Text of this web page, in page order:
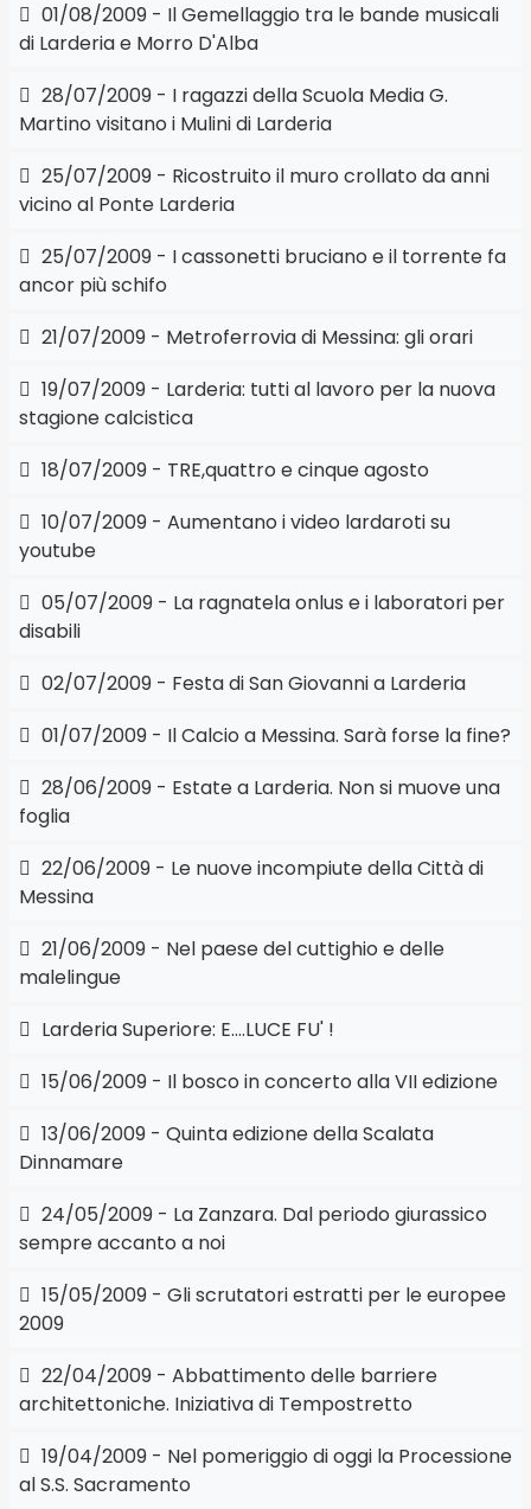
01/08/2009 - Il Gemellaggio tra le bande musicali
di Larderia e Morro D'Alba
28/07/2009 - I ragazzi della Scuola Media G.
Martino visitano i Mulini di Larderia
25/07/2009 - Ricostruito il muro crollato da anni
vicino al Ponte Larderia
25/07/2009 - I cassonetti bruciano e il torrente fa
ancor più schifo
21/07/2009 - Metroferrovia di Messina: gli orari
19/07/2009 - Larderia: tutti al lavoro per la nuova
stagione calcistica
18/07/2009 - TRE,quattro e cinque agosto
10/07/2009 - Aumentano i video lardaroti su
youtube
05/07/2009 - La ragnatela onlus e i laboratori per
disabili
02/07/2009 - Festa di San Giovanni a Larderia
01/07/2009 - Il Calcio a Messina. Sarà forse la fine?
28/06/2009 - Estate a Larderia. Non si muove una
foglia
22/06/2009 - Le nuove incompiute della Città di
Messina
21/06/2009 - Nel paese del cuttighio e delle
malelingue
Larderia Superiore: E....LUCE FU' !
15/06/2009 - Il bosco in concerto alla VII edizione
13/06/2009 - Quinta edizione della Scalata
Dinnamare
24/05/2009 - La Zanzara. Dal periodo giurassico
sempre accanto a noi
15/05/2009 - Gli scrutatori estratti per le europee
2009
22/04/2009 - Abbattimento delle barriere
architettoniche. Iniziativa di Tempostretto
19/04/2009 - Nel pomeriggio di oggi la Processione
al S.S. Sacramento